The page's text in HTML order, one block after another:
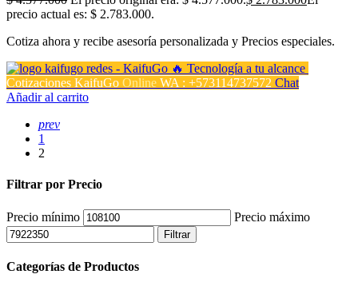
precio actual es: $ 2.783.000.
Cotiza ahora y recibe asesoría personalizada y Precios especiales.
Cotizaciones KaifuGo Online WA : +573114737572 Chat
Añadir al carrito
prev
1
2
Filtrar por Precio
Precio mínimo Precio máximo
Filtrar
Categorías de Productos